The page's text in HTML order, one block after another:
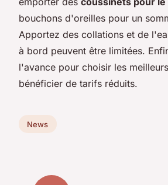
bouchons d'oreilles pour un
Apportez des collations et de
à bord peuvent être limitées.
l'avance pour choisir les
bénéficier de tarifs réduits.
News